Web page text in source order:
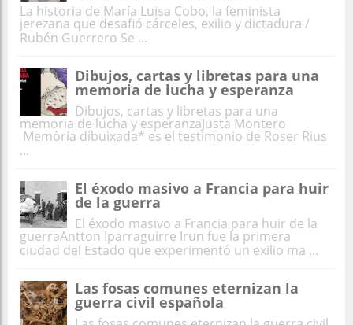
La historia de María Luisa Cobo, la feminista
jerezana que desafió cárceles, exilio y dictadura /
Rubén Guerrero Se ...
Dibujos, cartas y libretas para una
memoria de lucha y esperanza
Dibujos, cartas y libretas para una
memoria de lucha y esperanzaJusta Montero
Memòria dibuixada* es el testimonio de Roser Rius
...
El éxodo masivo a Francia para huir
de la guerra
El éxodo masivo a Francia para huir de la
guerraAntton Iparraguirre Irun fue la primera
ciudad del Estado que experimentó un exilio ma ...
Las fosas comunes eternizan la
guerra civil española